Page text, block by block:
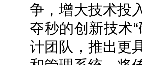
争，增大技术投
夺秒的创新技术
计团队，推出更